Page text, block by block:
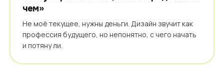
чем»
Не моё текущее, нужны деньги. Дизайн звучит как
профессия будущего, но непонятно, с чего начать
и потяну ли.